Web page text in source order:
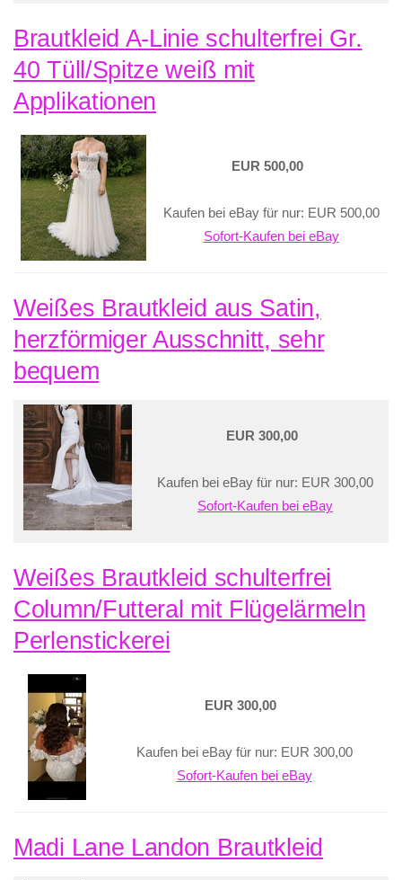
Brautkleid A-Linie schulterfrei Gr.
40 Tüll/Spitze weiß mit
Applikationen
EUR 500,00
Kaufen bei eBay für nur: EUR 500,00
Sofort-Kaufen bei eBay
Weißes Brautkleid aus Satin,
herzförmiger Ausschnitt, sehr
bequem
EUR 300,00
Kaufen bei eBay für nur: EUR 300,00
Sofort-Kaufen bei eBay
Weißes Brautkleid schulterfrei
Column/Futteral mit Flügelärmeln
Perlenstickerei
EUR 300,00
Kaufen bei eBay für nur: EUR 300,00
Sofort-Kaufen bei eBay
Madi Lane Landon Brautkleid